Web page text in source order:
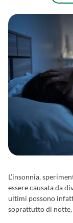
L’insonnia,
essere causata da
ultimi possono
soprattutto di notte,